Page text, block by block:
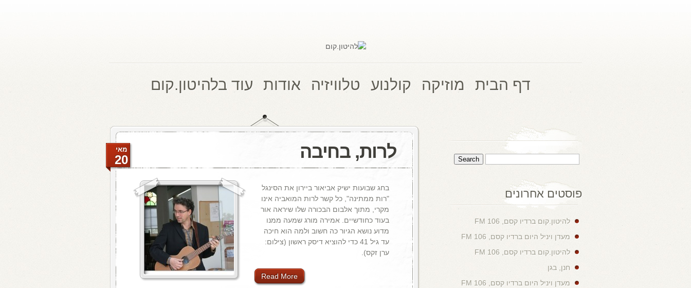
דף הבית מוזיקה קולנוע טלוויזיה אודות עוד בלהיטון.קום
לרות, בחיבה מאי
20
בחג שבועות ישיק אביאור ביירון את הסינגל
"רות ממתינה", כל קשר לרות המואביה אינו
מקרי, מתוך אלבום הבכורה שלו שיראה אור
בעוד כחודשיים. אמירה מורג שמעה ממנו
מדוע נושא הגיור כה חשוב ולמה הוא חיכה
עד גיל 41 כדי להוציא דיסק ראשון (צילום:
ערן זקס).
Read More
פוסטים אחרונים
להיטון.קום ברדיו קסם, 106 FM
מעדן ויניל היום ברדיו קסם, 106 FM
להיטון.קום ברדיו קסם, 106 FM
חנן, בגן
מעדן ויניל היום ברדיו קסם, 106 FM